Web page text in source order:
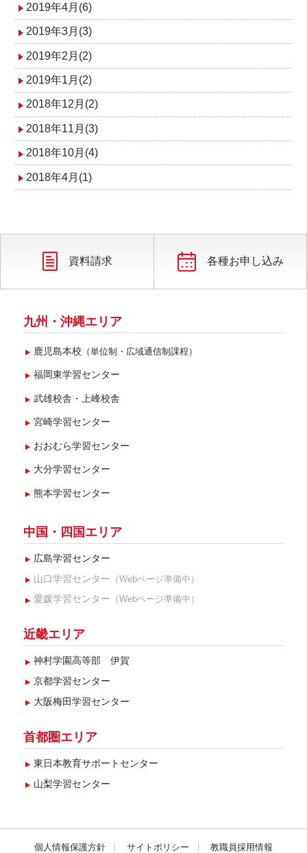
2019年4月(6)
2019年3月(3)
2019年2月(2)
2019年1月(2)
2018年12月(2)
2018年11月(3)
2018年10月(4)
2018年4月(1)
資料請求 各種お申し込み
九州・沖縄エリア
鹿児島本校 （単位制・広域通信制課程）
福岡東学習センター
武雄校舎・上峰校舎
宮崎学習センター
おおむら学習センター
大分学習センター
熊本学習センター
中国・四国エリア
広島学習センター
山口学習センター （Webページ準備中）
愛媛学習センター （Webページ準備中）
近畿エリア
神村学園高等部 伊賀
京都学習センター
大阪梅田学習センター
首都圏エリア
東日本教育サポートセンター
山梨学習センター
個人情報保護方針 サイトポリシー 教職員採用情報